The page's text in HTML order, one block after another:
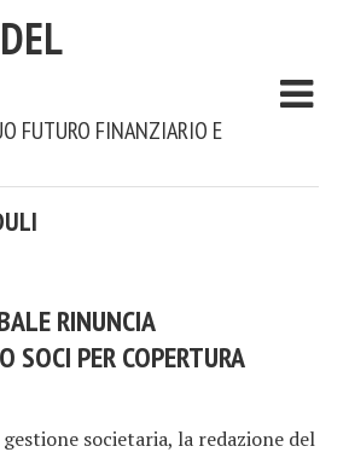
FUTURO FINANZIARIO E
RINUNCIA
SOCI PER COPERTURA
societaria, la redazione del